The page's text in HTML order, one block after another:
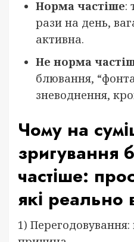
Норма частіше:
рази на день,
активна.
Не норма
блювання,
зневоднення,
Чому на
зригування
частіше:
які реально
1)